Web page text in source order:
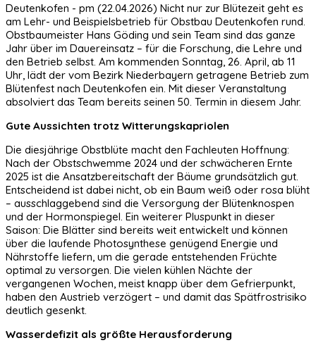
Deutenkofen - pm (22.04.2026) Nicht nur zur Blütezeit geht es
am Lehr- und Beispielsbetrieb für Obstbau Deutenkofen rund.
Obstbaumeister Hans Göding und sein Team sind das ganze
Jahr über im Dauereinsatz – für die Forschung, die Lehre und
den Betrieb selbst. Am kommenden Sonntag, 26. April, ab 11
Uhr, lädt der vom Bezirk Niederbayern getragene Betrieb zum
Blütenfest nach Deutenkofen ein. Mit dieser Veranstaltung
absolviert das Team bereits seinen 50. Termin in diesem Jahr.
Gute Aussichten trotz Witterungskapriolen
Die diesjährige Obstblüte macht den Fachleuten Hoffnung:
Nach der Obstschwemme 2024 und der schwächeren Ernte
2025 ist die Ansatzbereitschaft der Bäume grundsätzlich gut.
Entscheidend ist dabei nicht, ob ein Baum weiß oder rosa blüht
– ausschlaggebend sind die Versorgung der Blütenknospen
und der Hormonspiegel. Ein weiterer Pluspunkt in dieser
Saison: Die Blätter sind bereits weit entwickelt und können
über die laufende Photosynthese genügend Energie und
Nährstoffe liefern, um die gerade entstehenden Früchte
optimal zu versorgen. Die vielen kühlen Nächte der
vergangenen Wochen, meist knapp über dem Gefrierpunkt,
haben den Austrieb verzögert – und damit das Spätfrostrisiko
deutlich gesenkt.
Wasserdefizit als größte Herausforderung